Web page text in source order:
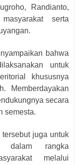
Randianto,
serta
bahwa
untuk
khususnya
Memberdayakan
secara
semesta.
juga untuk
dalam rangka
melalui